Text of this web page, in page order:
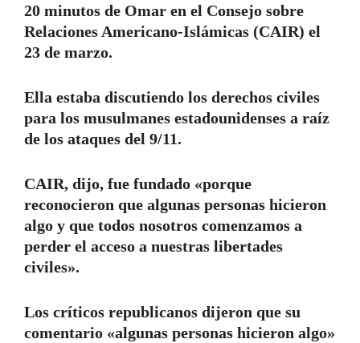
20 minutos de Omar en el Consejo sobre
Relaciones Americano-Islámicas (CAIR) el
23 de marzo.
Ella estaba discutiendo los derechos civiles
para los musulmanes estadounidenses a raíz
de los ataques del 9/11.
CAIR, dijo, fue fundado «porque
reconocieron que algunas personas hicieron
algo y que todos nosotros comenzamos a
perder el acceso a nuestras libertades
civiles».
Los críticos republicanos dijeron que su
comentario «algunas personas hicieron algo»